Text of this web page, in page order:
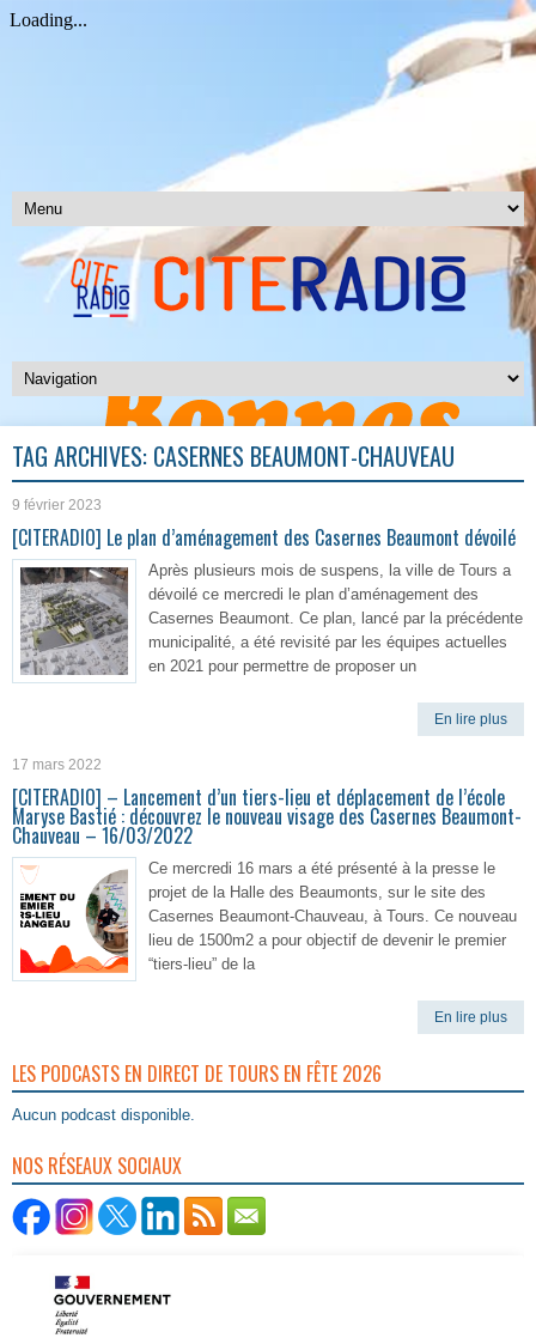
TAG ARCHIVES: CASERNES BEAUMONT-CHAUVEAU
9 février 2023
[CITERADIO] Le plan d’aménagement des Casernes Beaumont dévoilé
Après plusieurs mois de suspens, la ville de Tours a
dévoilé ce mercredi le plan d’aménagement des
Casernes Beaumont. Ce plan, lancé par la précédente
municipalité, a été revisité par les équipes actuelles
en 2021 pour permettre de proposer un
En lire plus
17 mars 2022
[CITERADIO] – Lancement d’un tiers-lieu et déplacement de l’école
Maryse Bastié : découvrez le nouveau visage des Casernes Beaumont-
Chauveau – 16/03/2022
Ce mercredi 16 mars a été présenté à la presse le
projet de la Halle des Beaumonts, sur le site des
Casernes Beaumont-Chauveau, à Tours. Ce nouveau
lieu de 1500m2 a pour objectif de devenir le premier
“tiers-lieu” de la
En lire plus
LES PODCASTS EN DIRECT DE TOURS EN FÊTE 2026
Aucun podcast disponible.
NOS RÉSEAUX SOCIAUX